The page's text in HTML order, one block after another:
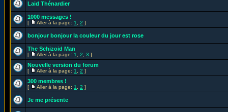
Laid Thénardier
1000 messages !
[ Aller à la page: 1 2 ]
bonjour bonjour la couleur du jour est rose
The Schizoid Man
[ Aller à la page: 1 2 3 ]
Nouvelle version du forum
[ Aller à la page: 1 2 ]
300 membres !
[ Aller à la page: 1 2 ]
Je me présente